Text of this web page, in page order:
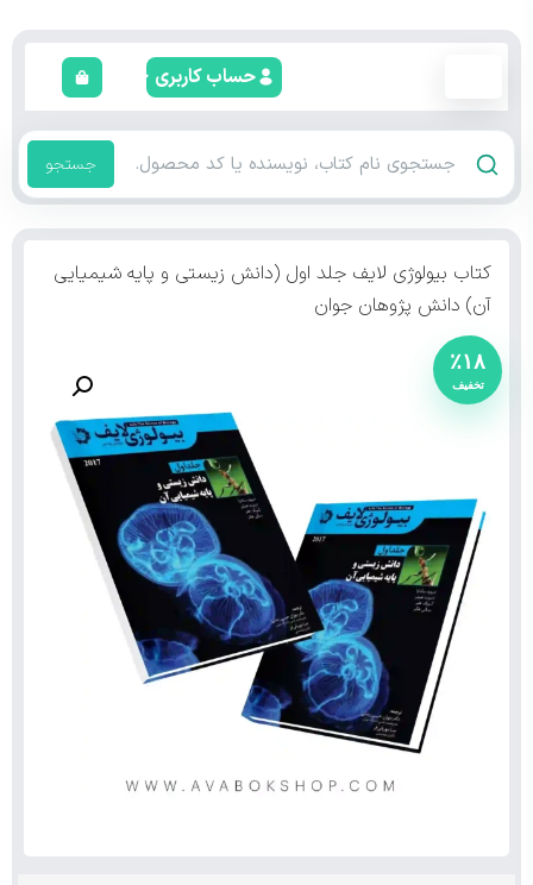
حساب کاربری
جستجو
کتاب بیولوژی لایف جلد اول (دانش زیستی و پایه شیمیایی
آن) دانش پژوهان جوان
٪۱۸